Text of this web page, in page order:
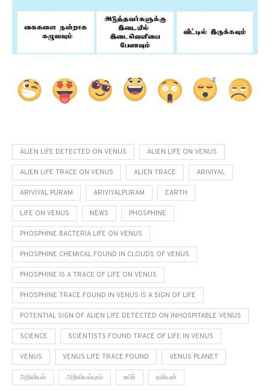
ALIEN LIFE DETECTED ON VENUS ALIEN LIFE ON VENUS
ALIEN LIFE TRACE ON VENUS ALIEN TRACE ARIVIYAL
ARIVIYAL PURAM ARIVIYALPURAM EARTH
LIFE ON VENUS NEWS PHOSPHINE
PHOSPHINE BACTERIA LIFE ON VENUS
PHOSPHINE CHEMICAL FOUND IN CLOUDS OF VENUS
PHOSPHINE IS A TRACE OF LIFE ON VENUS
PHOSPHINE TRACE FOUND IN VENUS IS A SIGN OF LIFE
POTENTIAL SIGN OF ALIEN LIFE DETECTED ON INHOSPITABLE VENUS
SCIENCE SCIENTISTS FOUND TRACE OF LIFE IN VENUS
VENUS VENUS LIFE TRACE FOUND VENUS PLANET
அறிவியல் அறிவியல்புரம் உயிர் ஏலியன்